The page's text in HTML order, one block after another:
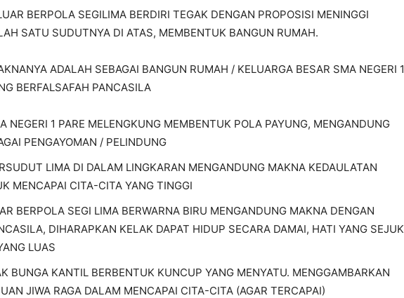
BERPOLA SEGILIMA BERDIRI TEGAK DENGAN PROPOSISI MENINGGI
SATU SUDUTNYA DI ATAS, MEMBENTUK BANGUN RUMAH.
ADALAH SEBAGAI BANGUN RUMAH / KELUARGA BESAR SMA NEGERI 1
BERFALSAFAH PANCASILA
NEGERI 1 PARE MELENGKUNG MEMBENTUK POLA PAYUNG, MENGANDUNG
PENGAYOMAN / PELINDUNG
LIMA DI DALAM LINGKARAN MENGANDUNG MAKNA KEDAULATAN
MENCAPAI CITA-CITA YANG TINGGI
BERPOLA SEGI LIMA BERWARNA BIRU MENGANDUNG MAKNA DENGAN
DIHARAPKAN KELAK DAPAT HIDUP SECARA DAMAI, HATI YANG SEJUK
LUAS
BUNGA KANTIL BERBENTUK KUNCUP YANG MENYATU. MENGGAMBARKAN
JIWA RAGA DALAM MENCAPAI CITA-CITA (AGAR TERCAPAI)